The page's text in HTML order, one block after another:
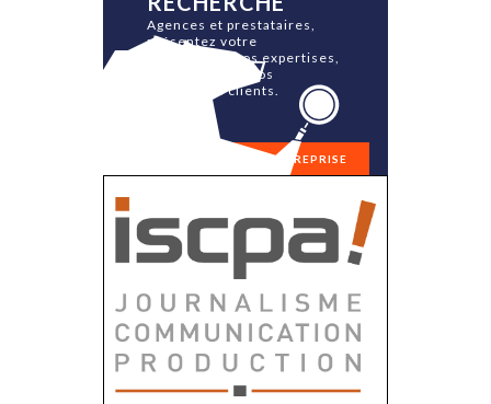
Agences et prestataires,
présentez votre
philosophie, vos expertises,
vos équipes et vos
références clients.
RÉFÉRENCER MON ENTREPRISE